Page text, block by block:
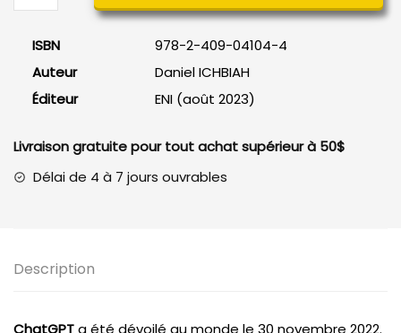
ChatGPT
Qui
es-
ISBN
978-2-409-04104-4
Auteur
Daniel ICHBIAH
Éditeur
ENI (août 2023)
Livraison gratuite pour tout achat supérieur à 50$
Délai de 4 à 7 jours ouvrables
Description
ChatGPTa été dévoilé au monde le 30 novembre 2022.